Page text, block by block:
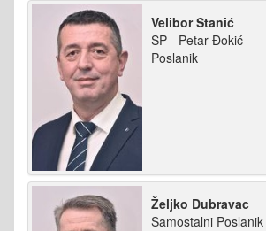
Velibor Stanić
SP - Petar Đokić
Poslanik
Željko Dubravac
Samostalni Poslanik